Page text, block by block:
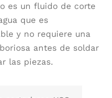
es un fluido de corte
que es
y no requiere una
antes de soldar
las piezas.